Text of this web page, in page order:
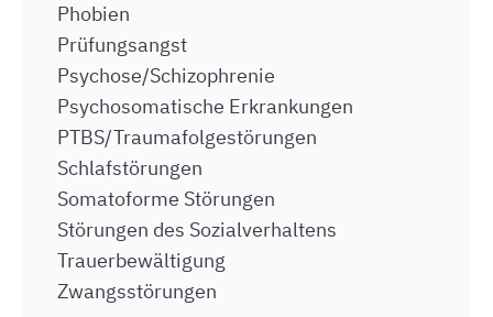
Phobien
Prüfungsangst
Psychose/Schizophrenie
Psychosomatische Erkrankungen
PTBS/Traumafolgestörungen
Schlafstörungen
Somatoforme Störungen
Störungen des Sozialverhaltens
Trauerbewältigung
Zwangsstörungen